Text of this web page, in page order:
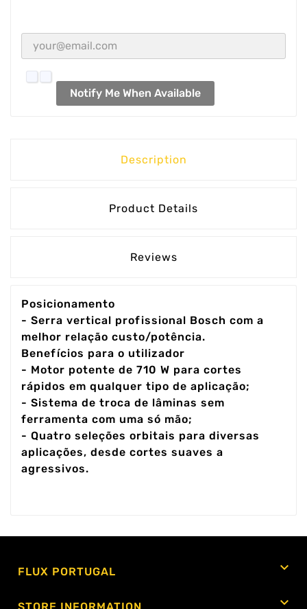
Notify Me When Available
Description
Product Details
Reviews
Posicionamento
- Serra vertical profissional Bosch com a
melhor relação custo/potência.
Benefícios para o utilizador
- Motor potente de 710 W para cortes
rápidos em qualquer tipo de aplicação;
- Sistema de troca de lâminas sem
ferramenta com uma só mão;
- Quatro seleções orbitais para diversas
aplicações, desde cortes suaves a
agressivos.
FLUX PORTUGAL 
STORE INFORMATION 